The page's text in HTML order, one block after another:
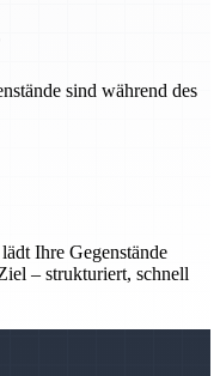
sind während des
Ihre Gegenstände
– strukturiert, schnell